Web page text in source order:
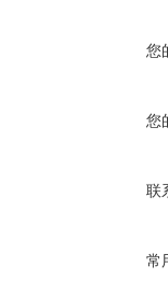
您
您
联
常